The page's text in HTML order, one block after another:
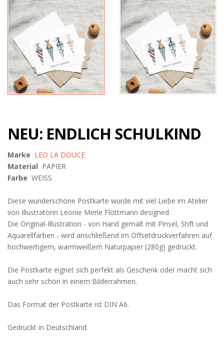
NEU: ENDLICH SCHULKIND
Marke LEO LA DOUCE
Material PAPIER
Farbe WEISS
Diese wunderschöne Postkarte wurde mit viel Liebe im Atelier
von Illustratorin Leonie Merle Flöttmann designed.
Die Original-Illustration - von Hand gemalt mit Pinsel, Stift und
Aquarellfarben - wird anschließend im Offsetdruckverfahren auf
hochwertigem, warmweißem Naturpapier (280g) gedruckt.
Die Postkarte eignet sich perfekt als Geschenk oder macht sich
auch sehr schön in einem Bilderrahmen.
Das Format der Postkarte ist DIN A6.
Gedruckt in Deutschland.